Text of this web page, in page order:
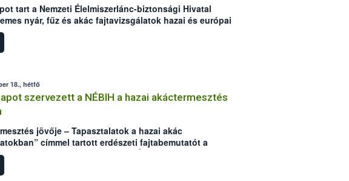
tart a Nemzeti Élelmiszerlánc-biztonsági Hivatal
nyár, fűz és akác fajtavizsgálatok hazai és európai
18., hétfő
szervezett a NÉBIH a hazai akáctermesztés
jövője – Tapasztalatok a hazai akác
címmel tartott erdészeti fajtabemutatót a
biztonsági Hivatal (NÉBIH) szeptember 14-
napot a „125 éves a növényfajtakísérlet” című
részeként rendezte meg a hivatal. Az